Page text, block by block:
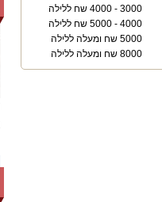
3000 - 4000 שח ללילה
4000 - 5000 שח ללילה
5000 שח ומעלה ללילה
8000 שח ומעלה ללילה